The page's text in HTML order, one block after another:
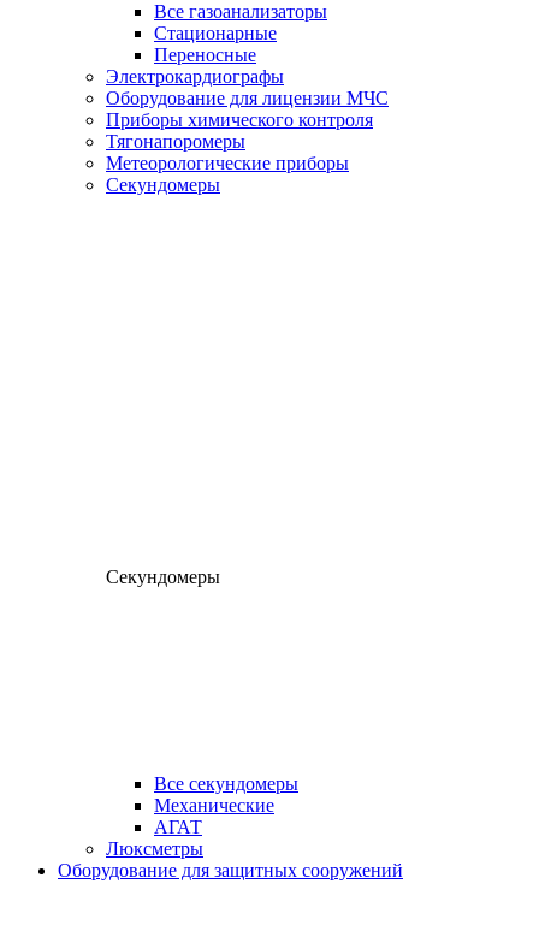
Все газоанализаторы
Cтационарные
Переносные
Электрокардиографы
Оборудование для лицензии МЧС
Приборы химического контроля
Тягонапоромеры
Метеорологические приборы
Секундомеры
Секундомеры
Все секундомеры
Механические
АГАТ
Люксметры
Оборудование для защитных сооружений